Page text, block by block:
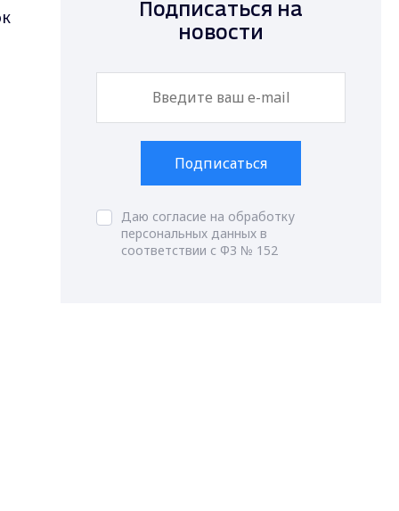
Подписаться на
новости
Подписаться
Даю согласие на обработку
персональных данных в
соответствии с ФЗ № 152